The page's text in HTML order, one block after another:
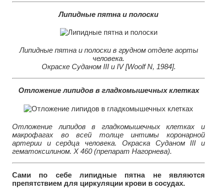
Липидные пятна и полоски
Липидные пятна и полоски в грудном отделе аорты
человека.
Окраске Суданом III и IV [Woolf N, 1984].
Отложение липидов в гладкомышечных клетках
Отложение липидов в гладкомышечных клетках и
макрофагах во всей толще интимы коронарной
артерии и сердца человека. Окраска Суданом III и
гематоксилином. X 460 (препарат Нагорнева).
Сами по себе липидные пятна не являются
препятствием для циркуляции крови в сосудах.